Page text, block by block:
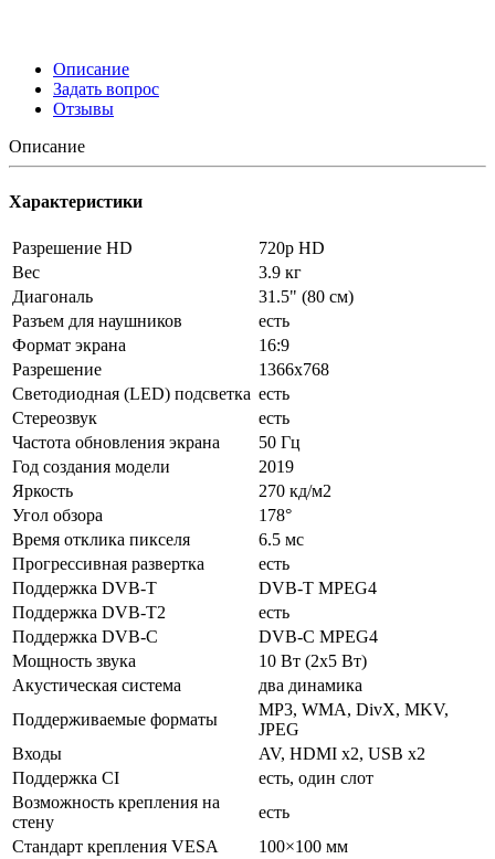
Описание
Задать вопрос
Отзывы
Описание
Характеристики
Разрешение HD
720p HD
Вес
3.9 кг
Диагональ
31.5" (80 см)
Разъем для наушников
есть
Формат экрана
16:9
Разрешение
1366x768
Светодиодная (LED) подсветка есть
Стереозвук
есть
Частота обновления экрана
50 Гц
Год создания модели
2019
Яркость
270 кд/м2
Угол обзора
178°
Время отклика пикселя
6.5 мс
Прогрессивная развертка
есть
Поддержка DVB-T
DVB-T MPEG4
Поддержка DVB-T2
есть
Поддержка DVB-C
DVB-C MPEG4
Мощность звука
10 Вт (2х5 Вт)
Акустическая система
два динамика
Поддерживаемые форматы
MP3, WMA, DivX, MKV,
JPEG
Входы
AV, HDMI x2, USB x2
Поддержка CI
есть, один слот
Возможность крепления на
стену
есть
Стандарт крепления VESA
100×100 мм